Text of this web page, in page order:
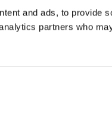
and ads, to provide
partners who